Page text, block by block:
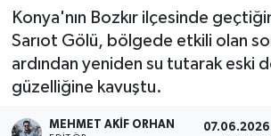
Konya'nın Bozkır ilçesinde
Sarıot Gölü, bölgede etkili olan
ardından yeniden su tutarak eski
güzelliğine kavuştu.
MEHMET AKIF ORHAN 07.06.2026